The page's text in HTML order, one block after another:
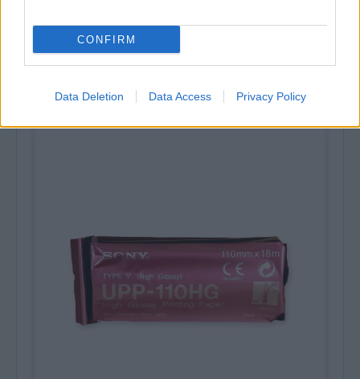
CONFIRM
Data Deletion Data Access Privacy Policy
sondaggi ecografici.
0,18 € (iva esclusa)
( 0 recensioni )